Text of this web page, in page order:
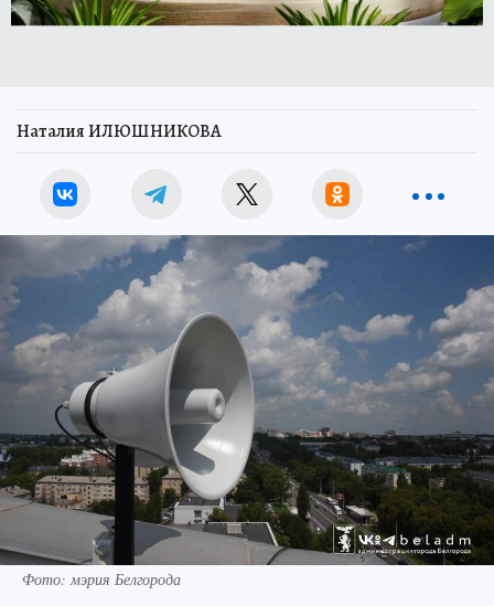
Наталия ИЛЮШНИКОВА
Фото: мэрия Белгорода